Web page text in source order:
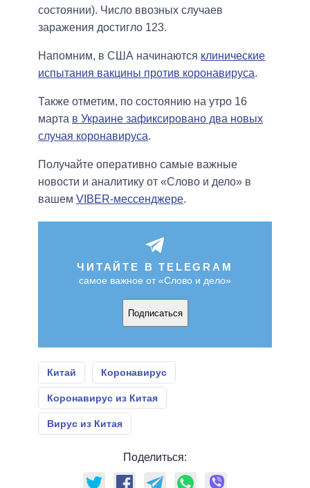
состоянии). Число ввозных случаев
заражения достигло 123.
Напомним, в США начинаются клинические
испытания вакцины против коронавируса.
Также отметим, по состоянию на утро 16
марта в Украине зафиксировано два новых
случая коронавируса.
Получайте оперативно самые важные
новости и аналитику от «Слово и дело» в
вашем VIBER-мессенджере.
ЧИТАЙТЕ В TELEGRAM
самое важное от «Слово и дело»
Подписаться
Китай Коронавирус
Коронавирус из Китая
Вирус из Китая
Поделиться: